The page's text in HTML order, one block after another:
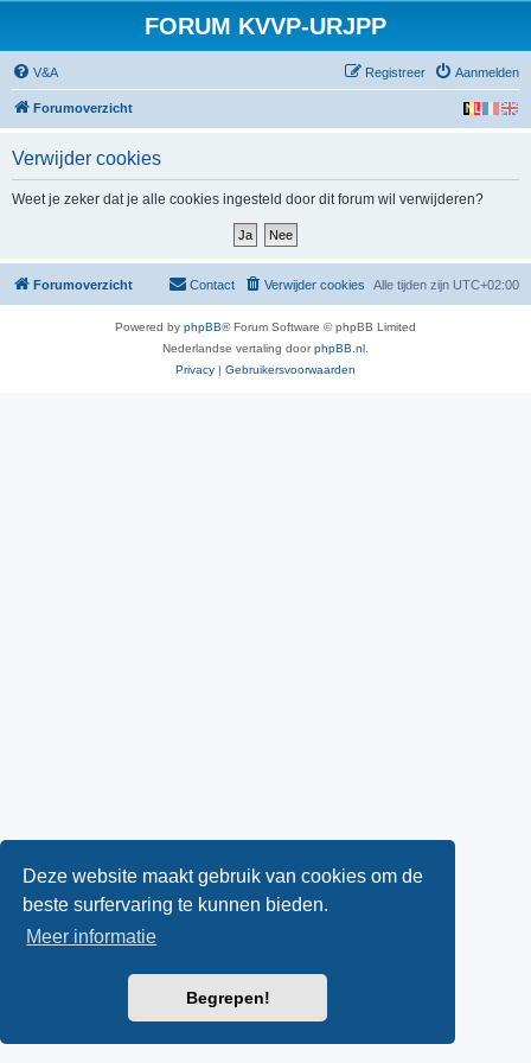
Deze website maakt gebruik van cookies om de
beste surfervaring te kunnen bieden.
Meer informatie
Begrepen!
FORUM KVVP-URJPP
V&A Aanmelden
Registreer
Forumoverzicht
Verwijder cookies
Weet je zeker dat je alle cookies ingesteld door dit forum wil verwijderen?
Forumoverzicht Alle tijden zijn UTC+02:00
Verwijder cookies
Contact
Powered by phpBB® Forum Software © phpBB Limited
Nederlandse vertaling doorphpBB.nl
Privacy | Gebruikersvoorwaarden